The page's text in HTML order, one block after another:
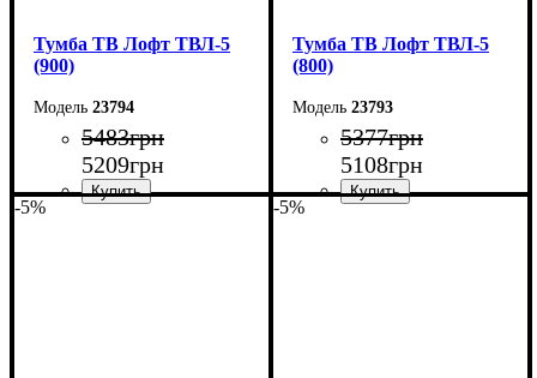
Тумба ТВ Лофт ТВЛ-5
(900)
23794
5483грн
5209грн
Тумба ТВ Лофт ТВЛ-5
(800)
23793
5377грн
5108грн
-5% -5%